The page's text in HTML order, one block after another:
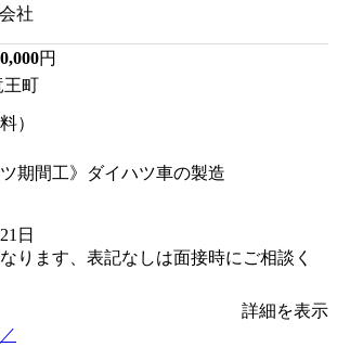
社
円
王町
）
ツ期間工》ダイハツ車の製造
21日
ります、表記なしは面接時にご相談く
詳細を表示